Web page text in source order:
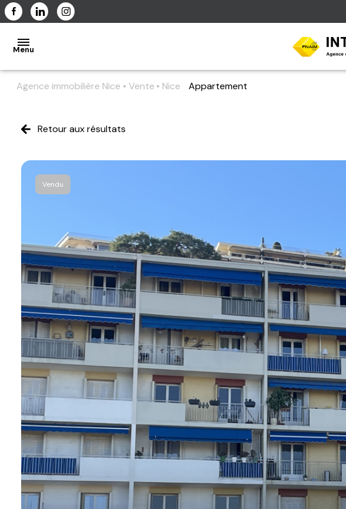
Menu
L'AGENCE
VENDUS
ESTIMER
CONTACT
Agence immobilière Nice Vente Nice Appartement
Retour aux résultats
Vendu